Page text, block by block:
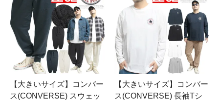
【大きいサイズ】コンバー
ス(CONVERSE) スウェッ
【大きいサイズ】コンバー
ス(CONVERSE) 長袖Tシ